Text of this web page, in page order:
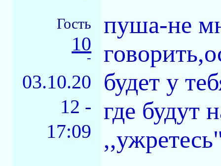
Гость
10
-
03.10.20
12 -
17:09
пуша-не
будет у
где будут